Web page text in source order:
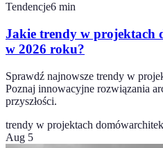
Tendencje6 min
Jakie trendy w projektach
w 2026 roku?
Sprawdź najnowsze trendy w
Poznaj innowacyjne rozwiązania
przyszłości.
trendy w projektach domów
Aug 5